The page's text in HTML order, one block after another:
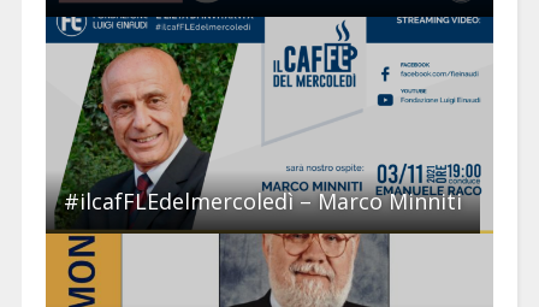
#ilcafFLEdelmercoledì – Marco Minniti